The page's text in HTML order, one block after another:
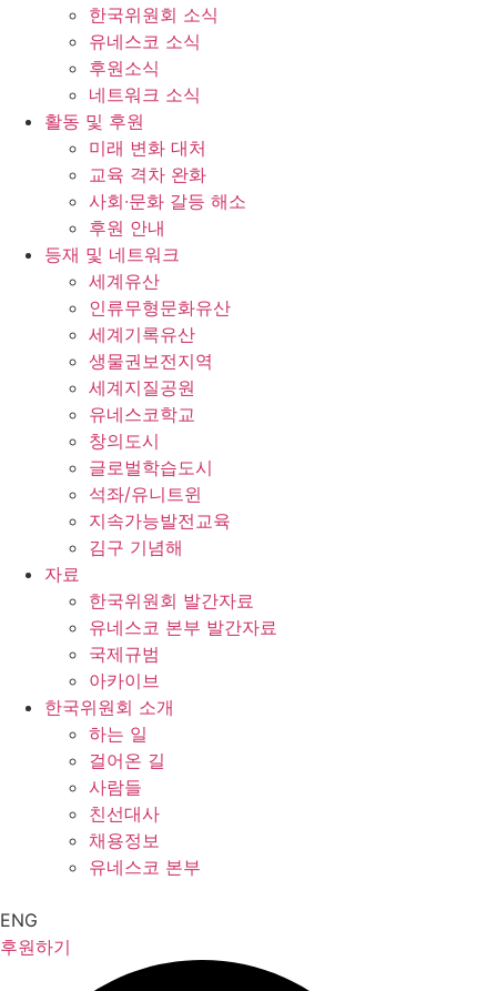
한국위원회 소식
유네스코 소식
후원소식
네트워크 소식
활동 및 후원
미래 변화 대처
교육 격차 완화
사회∙문화 갈등 해소
후원 안내
등재 및 네트워크
세계유산
인류무형문화유산
세계기록유산
생물권보전지역
세계지질공원
유네스코학교
창의도시
글로벌학습도시
석좌/유니트윈
지속가능발전교육
김구 기념해
자료
한국위원회 발간자료
유네스코 본부 발간자료
국제규범
아카이브
한국위원회 소개
하는 일
걸어온 길
사람들
친선대사
채용정보
유네스코 본부
ENG
후원하기